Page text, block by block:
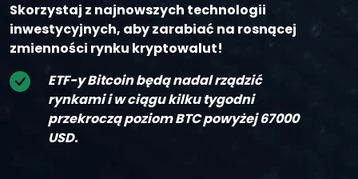
Skorzystaj z najnowszych technologii
inwestycyjnych, aby zarabiać na rosnącej
zmienności rynku kryptowalut!
ETF-y Bitcoin będą nadal rządzić
rynkami i w ciągu kilku tygodni
przekroczą poziom BTC powyżej 67000
USD.